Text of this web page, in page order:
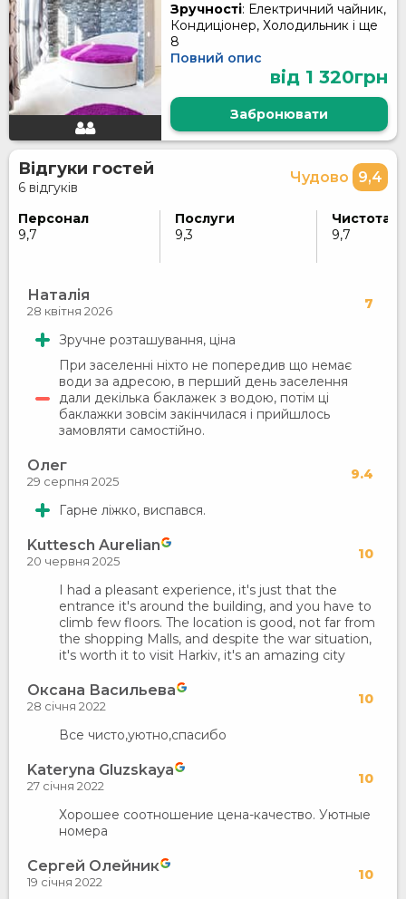
Зручності: Електричний чайник,
Кондиціонер, Холодильник і ще
8
Повний опис
від 1 320грн
Забронювати
Відгуки гостей
6 відгуків
Чудово 9,4
Персонал
9,7
Послуги
9,3
Чистота
9,7
Наталія 7
28 квітня 2026
Зручне розташування, ціна
При заселенні ніхто не попередив що немає
води за адресою, в перший день заселення
дали декілька баклажек з водою, потім ці
баклажки зовсім закінчилася і прийшлось
замовляти самостійно.
Олег 9.4
29 серпня 2025
Гарне ліжко, виспався.
Kuttesch Aurelian 10
20 червня 2025
I had a pleasant experience, it's just that the
entrance it's around the building, and you have to
climb few floors. The location is good, not far from
the shopping Malls, and despite the war situation,
it's worth it to visit Harkiv, it's an amazing city
Оксана Васильева 10
28 січня 2022
Все чисто,уютно,спасибо
Kateryna Gluzskaya 10
27 січня 2022
Хорошее соотношение цена-качество. Уютные
номера
Сергей Олейник 10
19 січня 2022